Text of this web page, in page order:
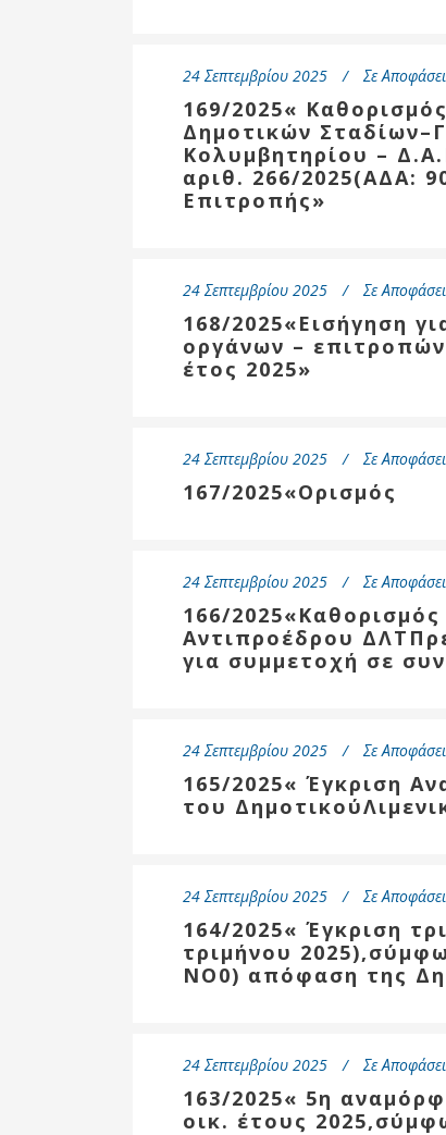
24 Σεπτεμβρίου 2025 Σε
169/2025«
Δημοτικών
Κολυμβητηρίου –
αριθ. 266/2025(ΑΔΑ:
Επιτροπής»
24 Σεπτεμβρίου 2025 Σε
168/2025«Εισήγηση
οργάνων –
έτος 2025»
24 Σεπτεμβρίου 2025 Σε
167/2025«Ορισμός
24 Σεπτεμβρίου 2025 Σε
166/
Αντιπροέδρου
για συμμετοχή σε
24 Σεπτεμβρίου 2025 Σε
165/2025« Έγκριση
του
24 Σεπτεμβρίου 2025 Σε
164/2025« Έγκριση
τριμήνου
ΝΟ0) απόφαση της
24 Σεπτεμβρίου 2025 Σε
163/2025« 5η
οικ. έτους